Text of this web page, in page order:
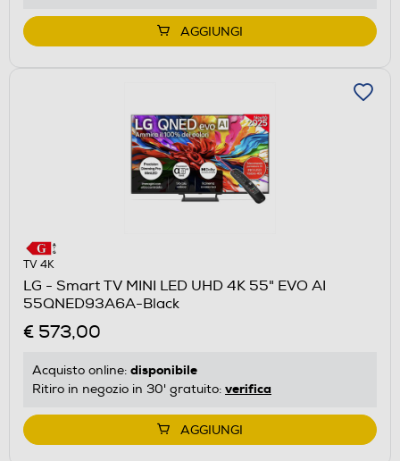
AGGIUNGI
TV 4K
LG - Smart TV MINI LED UHD 4K 55" EVO AI
55QNED93A6A-Black
€ 573,00
Acquisto online: disponibile
Ritiro in negozio in 30' gratuito: verifica
AGGIUNGI